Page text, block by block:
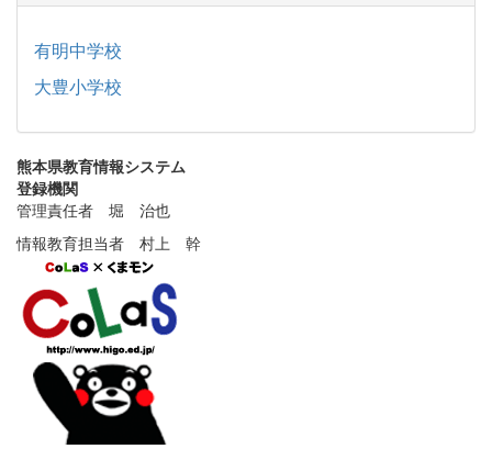
有明中学校
大豊小学校
熊本県教育情報システム
登録機関
管理責任者 堀 治也
情報教育担当者 村上 幹